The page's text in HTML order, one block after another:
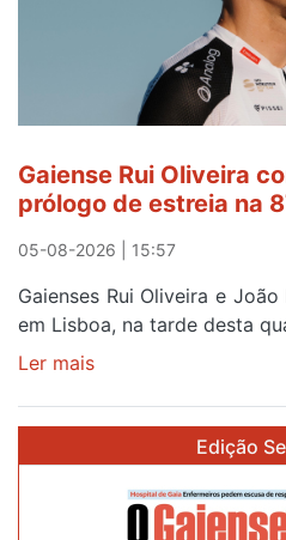
Gaiense Rui Oliveira
prólogo de estreia na
05-08-2026 | 15:57
Gaienses Rui Oliveira e
em Lisboa, na tarde desta
Ler mais
brilho
Edição